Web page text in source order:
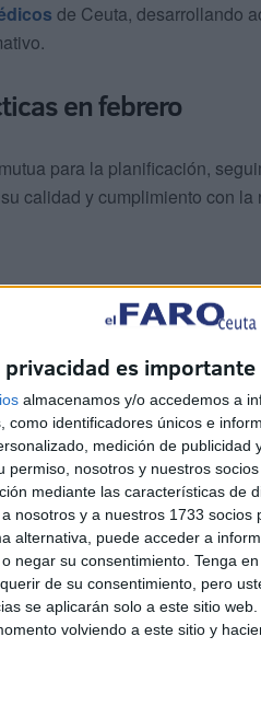
privacidad es
almacenamos y/o accedemos a
como identificadores únicos e
medición de publicidad
permiso, nosotros y nuestros
mediante las características de
nosotros y a nuestros 1733
alternativa, puede acceder a
negar su consentimiento. Tenga
de su consentimiento, pero
se aplicarán solo a este sitio
volviendo a este sitio y
de Ceuta, desarrollando
en febrero
para la planificación,
calidad y cumplimiento con la